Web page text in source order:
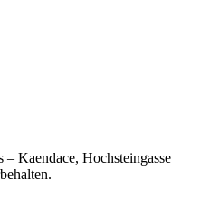
Kaendace, Hochsteingasse